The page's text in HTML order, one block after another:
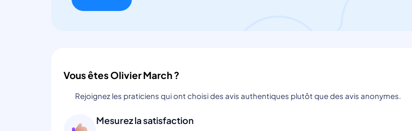
Vous êtes Olivier March ?
Rejoignez les praticiens qui ont choisi des avis authentiques plutôt que des avis anonymes.
Mesurez la satisfaction